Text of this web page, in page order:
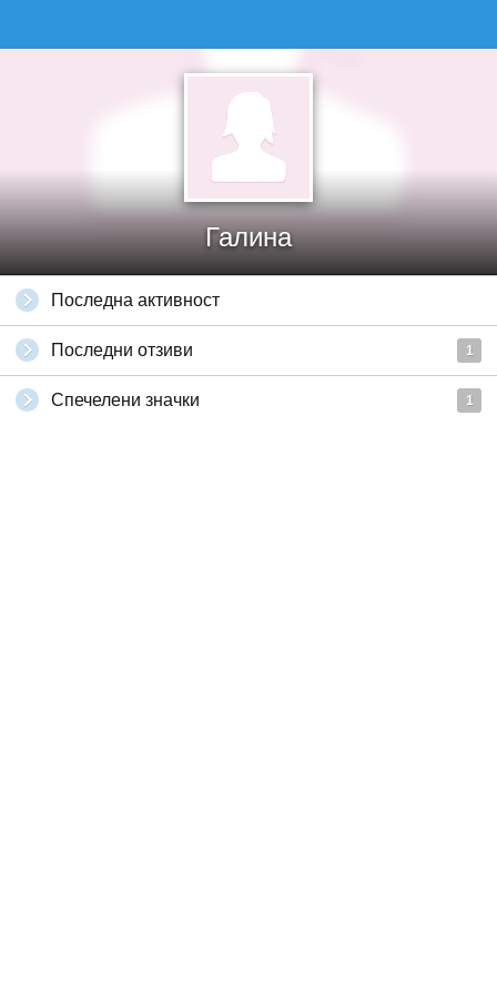
Галина
Последна активност
Последни отзиви 1
Спечелени значки 1